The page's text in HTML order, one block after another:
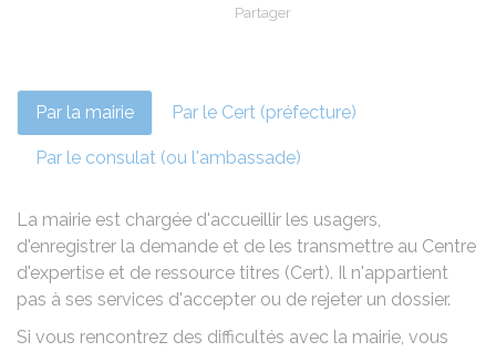
Partager
Par la mairie Par le Cert (préfecture)
Par le consulat (ou l'ambassade)
La mairie est chargée d'accueillir les usagers,
d'enregistrer la demande et de les transmettre au Centre
d'expertise et de ressource titres (Cert). Il n'appartient
pas à ses services d'accepter ou de rejeter un dossier.
Si vous rencontrez des difficultés avec la mairie, vous